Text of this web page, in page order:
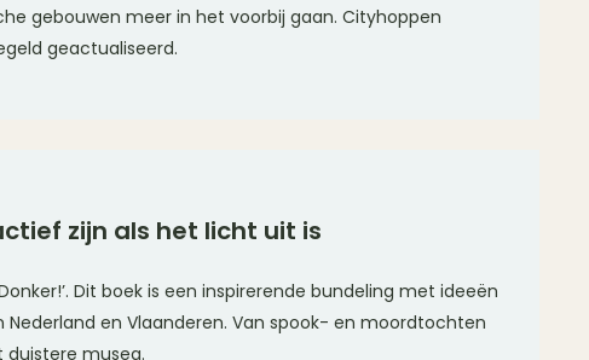
gebouwen meer in het voorbij gaan. Cityhoppen
geactualiseerd.
zijn als het licht uit is
Dit boek is een inspirerende bundeling met ideeën
en Vlaanderen. Van spook- en moordtochten
musea.